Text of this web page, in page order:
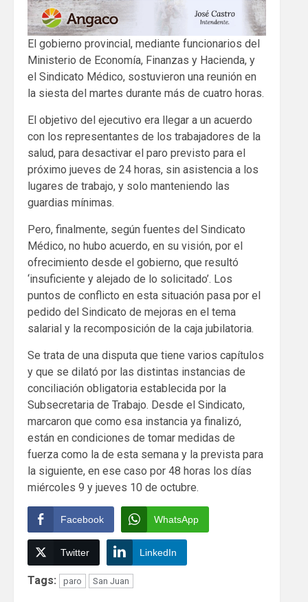
El gobierno provincial, mediante funcionarios del
Ministerio de Economía, Finanzas y Hacienda, y
el Sindicato Médico, sostuvieron una reunión en
la siesta del martes durante más de cuatro horas.
El objetivo del ejecutivo era llegar a un acuerdo
con los representantes de los trabajadores de la
salud, para desactivar el paro previsto para el
próximo jueves de 24 horas, sin asistencia a los
lugares de trabajo, y solo manteniendo las
guardias mínimas.
Pero, finalmente, según fuentes del Sindicato
Médico, no hubo acuerdo, en su visión, por el
ofrecimiento desde el gobierno, que resultó
‘insuficiente y alejado de lo solicitado’. Los
puntos de conflicto en esta situación pasa por el
pedido del Sindicato de mejoras en el tema
salarial y la recomposición de la caja jubilatoria.
Se trata de una disputa que tiene varios capítulos
y que se dilató por las distintas instancias de
conciliación obligatoria establecida por la
Subsecretaria de Trabajo. Desde el Sindicato,
marcaron que como esa instancia ya finalizó,
están en condiciones de tomar medidas de
fuerza como la de esta semana y la prevista para
la siguiente, en ese caso por 48 horas los días
miércoles 9 y jueves 10 de octubre.
Facebook WhatsApp
Twitter LinkedIn
Tags: paro San Juan